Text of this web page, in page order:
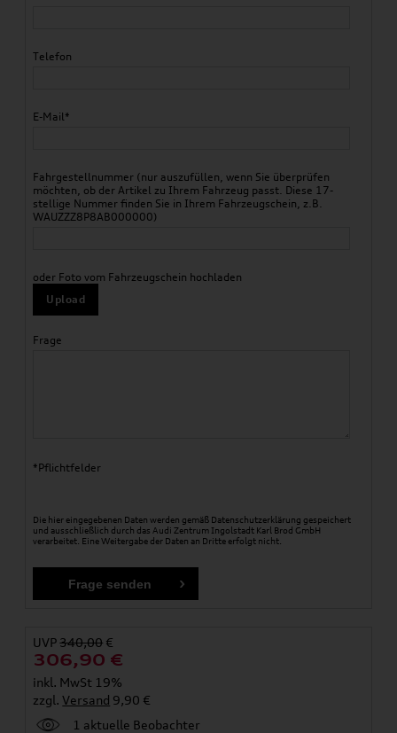
Telefon
E-Mail*
Fahrgestellnummer (nur auszufüllen, wenn Sie überprüfen
möchten, ob der Artikel zu Ihrem Fahrzeug passt. Diese 17-
stellige Nummer finden Sie in Ihrem Fahrzeugschein, z.B.
WAUZZZ8P8AB000000)
oder Foto vom Fahrzeugschein hochladen
Upload
Frage
*Pflichtfelder
Die hier eingegebenen Daten werden gemäß Datenschutzerklärung gespeichert
und ausschließlich durch das Audi Zentrum Ingolstadt Karl Brod GmbH
verarbeitet. Eine Weitergabe der Daten an Dritte erfolgt nicht.
UVP340,00 €
306,90 €
inkl. MwSt 19%
zzgl.Versand 9,90 €
1 aktuelle Beobachter